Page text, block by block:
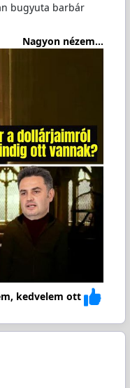
bugyuta barbár
Nagyon nézem...
kedvelem ott